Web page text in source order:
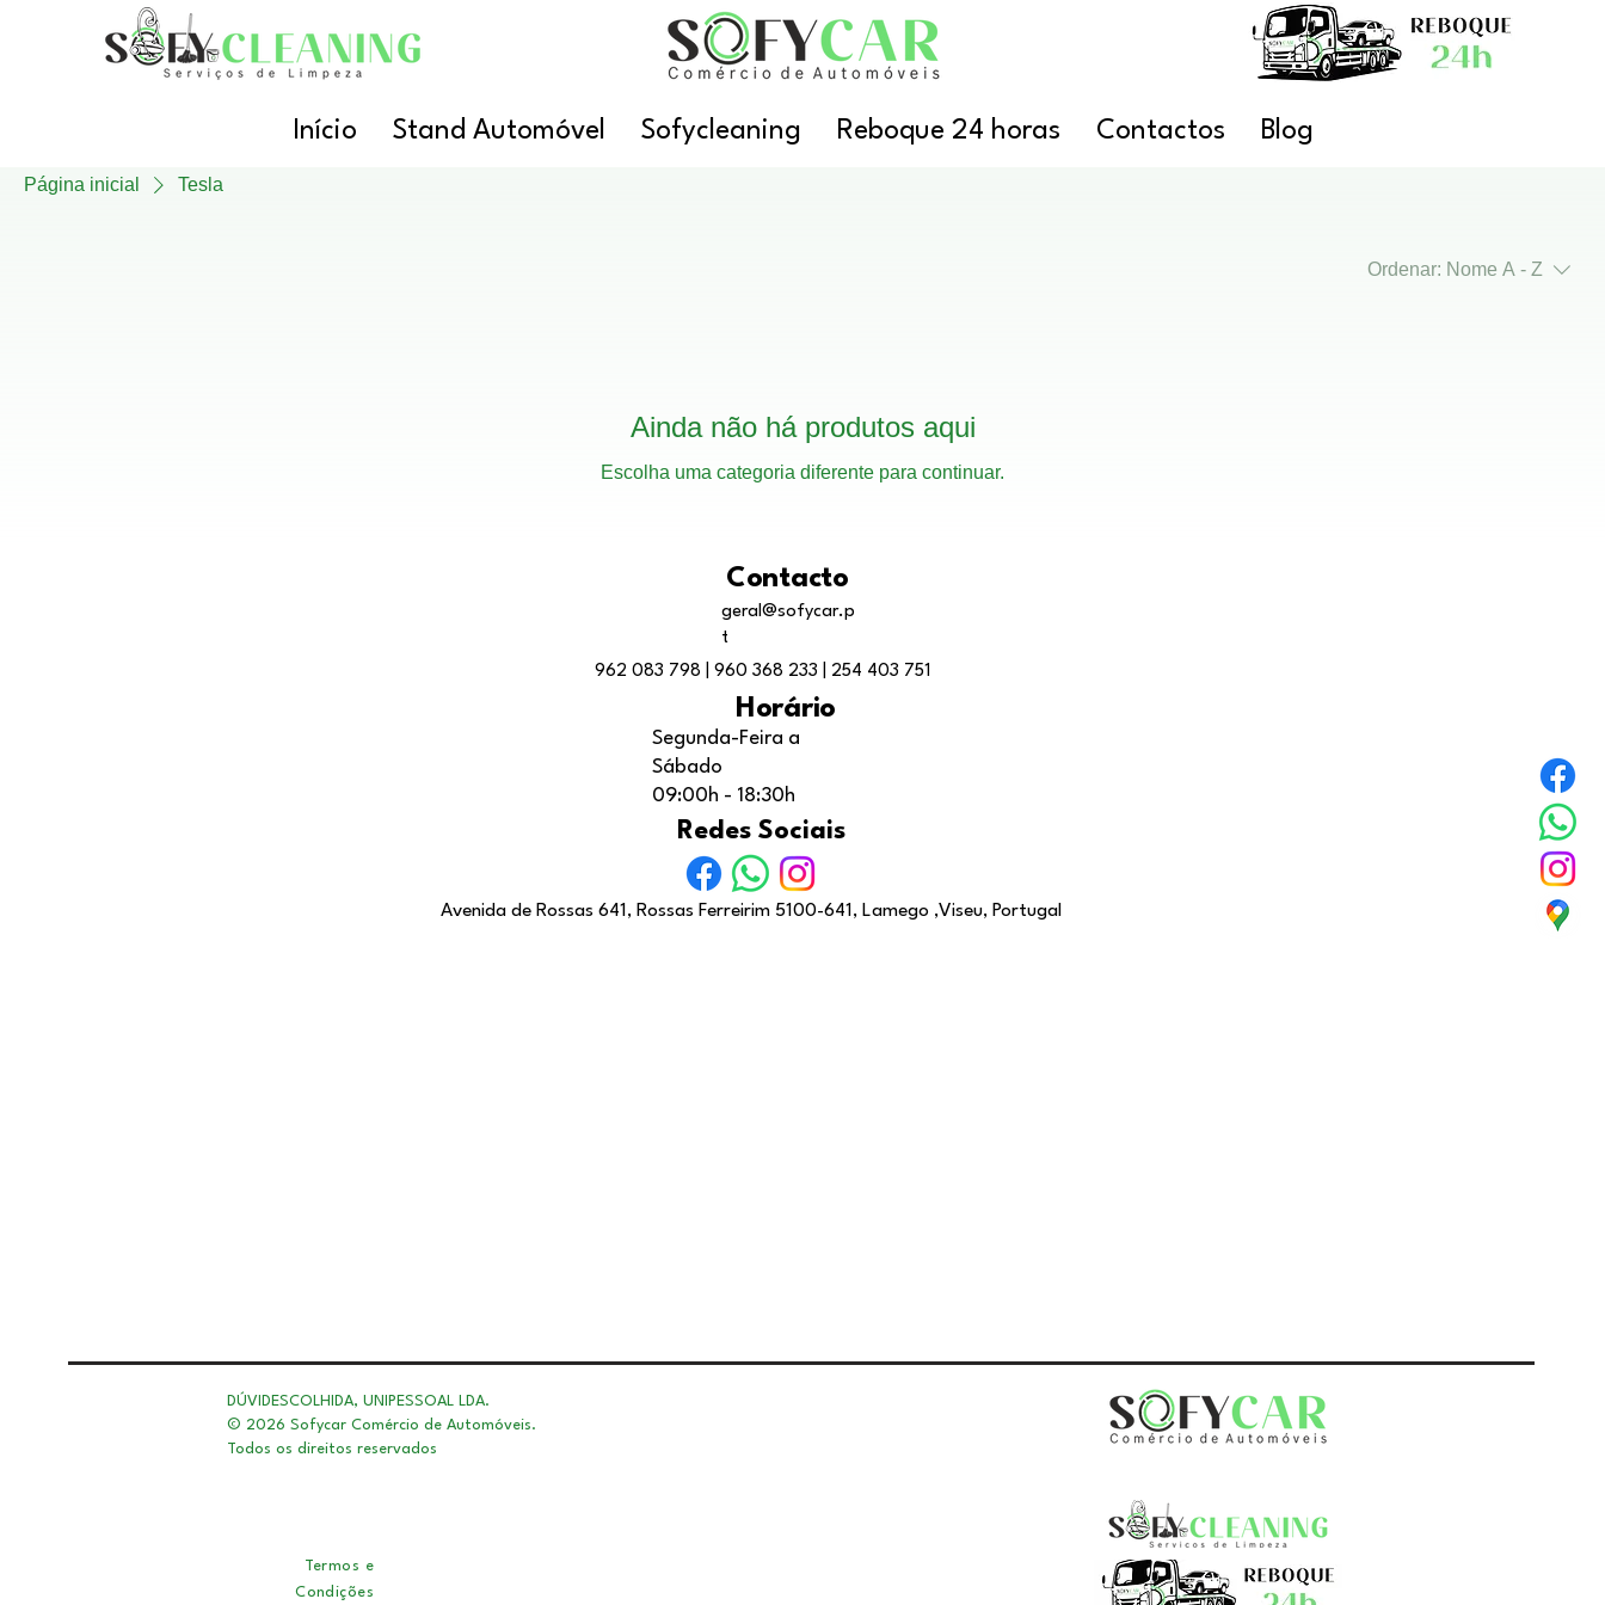
Início Stand Automóvel Sofycleaning Reboque 24 horas Contactos Blog
Página inicial Tesla
Ordenar: Nome A - Z
Ainda não há produtos aqui
Escolha uma categoria diferente para continuar.
Contacto
geral@sofycar.p
t
Horário
962 083 798 960 368 233 254 403 751
Segunda-Feira a
Sábado
09:00h - 18:30h
Redes Sociais
Avenida de Rossas 641, Rossas Ferreirim 5100-641, Lamego ,Viseu, Portugal
DÚVIDESCOLHIDA, UNIPESSOAL LDA.
© 2026 Sofycar Comércio de Automóveis.
Todos os direitos reservados
Termos e
Condições